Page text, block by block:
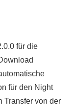
für die
für den Night
Transfer von der